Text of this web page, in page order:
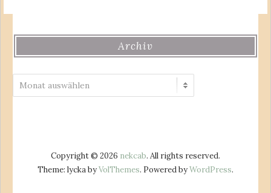
Archiv
Copyright © 2026 nekcab. All rights reserved.
Theme: lycka byVolThemes. Powered byWordPress.